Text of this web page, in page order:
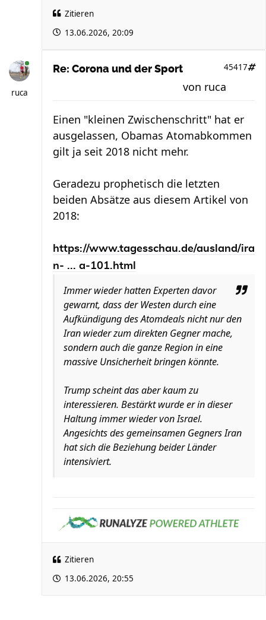
Zitieren
13.06.2026, 20:09
ruca
Re: Corona und der Sport 45417
von ruca
Einen "kleinen Zwischenschritt" hat er
ausgelassen, Obamas Atomabkommen
gilt ja seit 2018 nicht mehr.
Geradezu prophetisch die letzten
beiden Absätze aus diesem Artikel von
2018:
https://www.tagesschau.de/ausland/ira
n- ... a-101.html
Immer wieder hatten Experten davor
gewarnt, dass der Westen durch eine
Aufkündigung des Atomdeals nicht nur den
Iran wieder zum direkten Gegner mache,
sondern auch die ganze Region in eine
massive Unsicherheit bringen könnte.
Trump scheint das aber kaum zu
interessieren. Bestärkt wurde er in dieser
Haltung immer wieder von Israel.
Angesichts des gemeinsamen Gegners Iran
hat sich die Beziehung beider Länder
intensiviert.
Zitieren
13.06.2026, 20:55